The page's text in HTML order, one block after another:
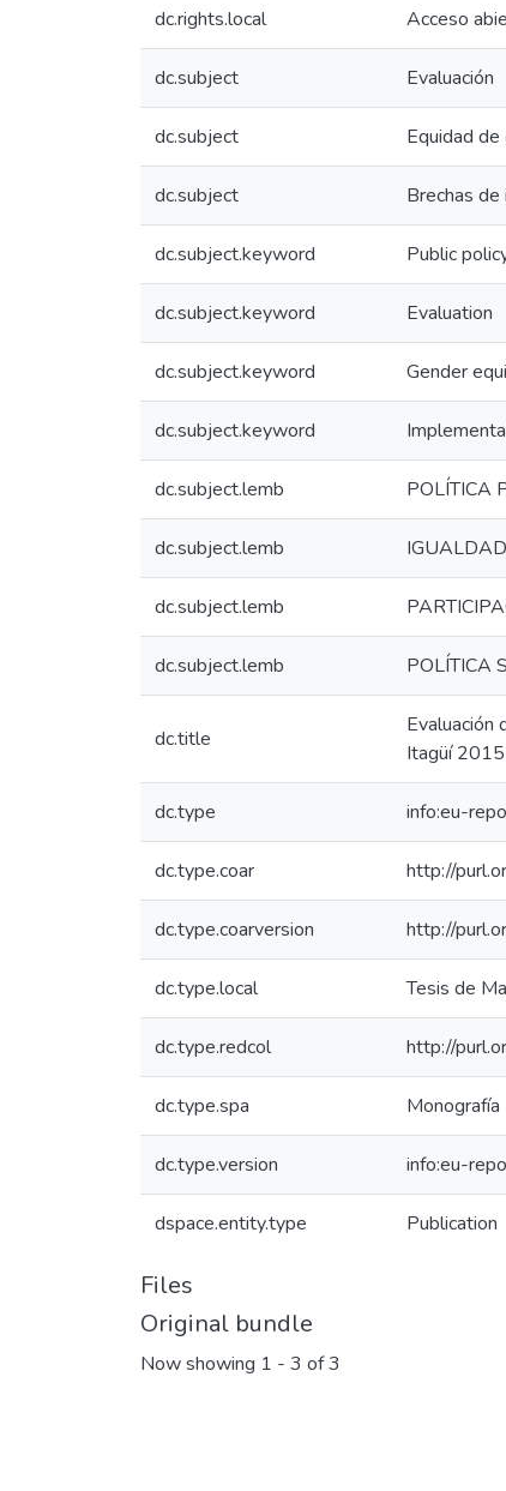
dc.rights.local Acceso
dc.subject Evaluación
dc.subject Equidad de
dc.subject Brechas
dc.subject.keyword Public
dc.subject.keyword Evaluation
dc.subject.keyword Gender
dc.subject.keyword
dc.subject.lemb POLÍTICA
dc.subject.lemb IGUALDAD
dc.subject.lemb
dc.subject.lemb POLÍTICA
dc.title
Evaluación
Itagüí
dc.type info:eu-
dc.type.coar http://
dc.type.coarversion http://
dc.type.local Tesis de
dc.type.redcol http://
dc.type.spa Monografía
dc.type.version info:eu-
dspace.entity.type Publication
Files
Original bundle
Now showing 1 - 3 of 3